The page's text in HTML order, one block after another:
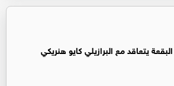
البقعة يتعاقد مع البرازيلي كايو هنريكي